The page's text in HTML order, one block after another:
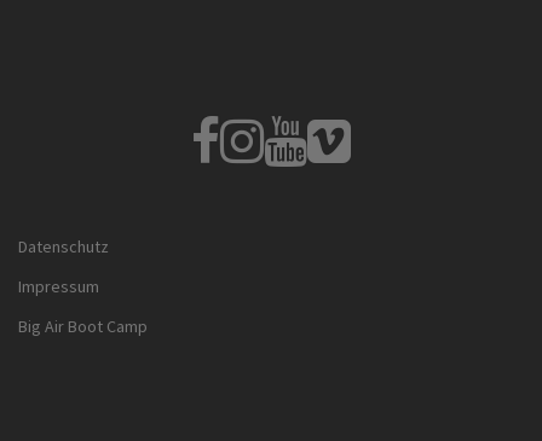
Fb Instagram
YoutubeVimeo
Datenschutz
Impressum
Big Air Boot Camp